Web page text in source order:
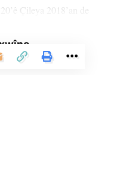
Çileya 2018’an de
komkujî û êrîşan, hin
dan û gelek ji wan li